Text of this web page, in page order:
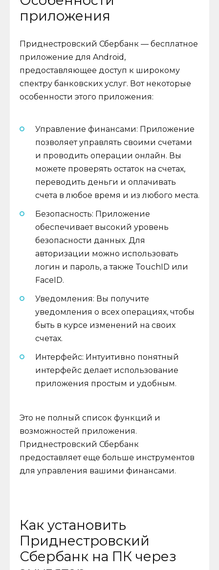
приложения
Приднестровский Сбербанк — бесплатное
приложение для Android,
предоставляющее доступ к широкому
спектру банковских услуг. Вот некоторые
особенности этого приложения:
Управление финансами: Приложение
позволяет управлять своими счетами
и проводить операции онлайн. Вы
можете проверять остаток на счетах,
переводить деньги и оплачивать
счета в любое время и из любого места.
Безопасность: Приложение
обеспечивает высокий уровень
безопасности данных. Для
авторизации можно использовать
логин и пароль, а также TouchID или
FaceID.
Уведомления: Вы получите
уведомления о всех операциях, чтобы
быть в курсе изменений на своих
счетах.
Интерфейс: Интуитивно понятный
интерфейс делает использование
приложения простым и удобным.
Это не полный список функций и
возможностей приложения.
Приднестровский Сбербанк
предоставляет еще больше инструментов
для управления вашими финансами.
Как установить
Приднестровский
Сбербанк на ПК через